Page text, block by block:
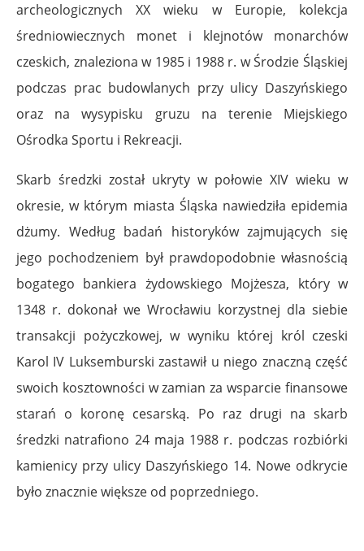
archeologicznych XX wieku w Europie, kolekcja
średniowiecznych monet i klejnotów monarchów
czeskich, znaleziona w 1985 i 1988 r. w Środzie Śląskiej
podczas prac budowlanych przy ulicy Daszyńskiego
oraz na wysypisku gruzu na terenie Miejskiego
Ośrodka Sportu i Rekreacji.
Skarb średzki został ukryty w połowie XIV wieku w
okresie, w którym miasta Śląska nawiedziła epidemia
dżumy. Według badań historyków zajmujących się
jego pochodzeniem był prawdopodobnie własnością
bogatego bankiera żydowskiego Mojżesza, który w
1348 r. dokonał we Wrocławiu korzystnej dla siebie
transakcji pożyczkowej, w wyniku której król czeski
Karol IV Luksemburski zastawił u niego znaczną część
swoich kosztowności w zamian za wsparcie finansowe
starań o koronę cesarską. Po raz drugi na skarb
średzki natrafiono 24 maja 1988 r. podczas rozbiórki
kamienicy przy ulicy Daszyńskiego 14. Nowe odkrycie
było znacznie większe od poprzedniego.